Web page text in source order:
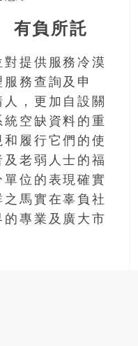
有負所託
提供服務冷漠
務查詢及申
，更加自設關
空缺資料的重
履行它們的使
老弱人士的福
位的表現確實
馬實在辜負社
專業及廣大市